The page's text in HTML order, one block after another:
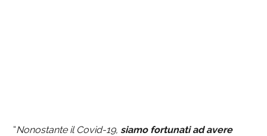
“Nonostante il Covid-19,siamo fortunati ad avere